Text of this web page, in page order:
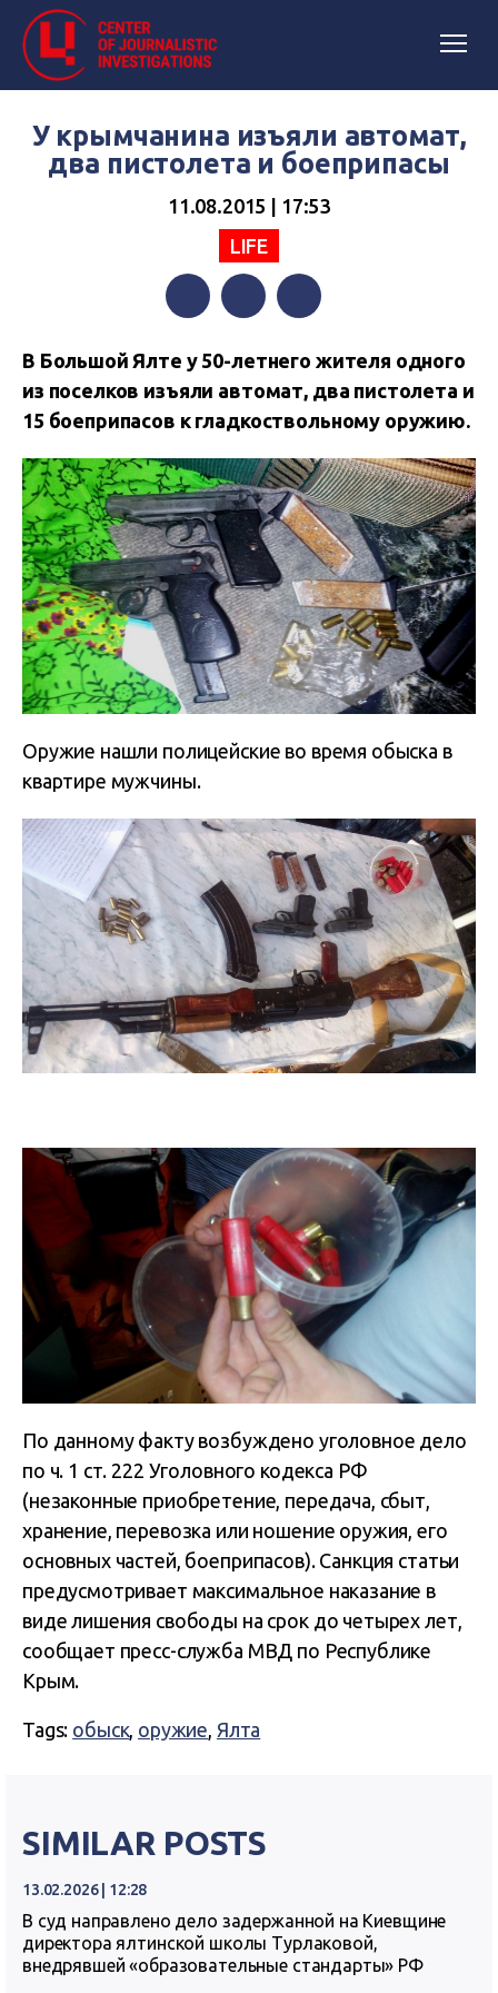
У крымчанина изъяли автомат,
два пистолета и боеприпасы
11.08.2015 | 17:53
LIFE
В Большой Ялте у 50-летнего жителя одного
из поселков изъяли автомат, два пистолета и
15 боеприпасов к гладкоствольному оружию.
Оружие нашли полицейские во время обыска в
квартире мужчины.
По данному факту возбуждено уголовное дело
по ч. 1 ст. 222 Уголовного кодекса РФ
(незаконные приобретение, передача, сбыт,
хранение, перевозка или ношение оружия, его
основных частей, боеприпасов). Санкция статьи
предусмотривает максимальное наказание в
виде лишения свободы на срок до четырех лет,
сообщает пресс-служба МВД по Республике
Крым.
Tags: обыск, оружие Ялта
SIMILAR POSTS
13.02.2026 | 12:28
В суд направлено дело задержанной на Киевщине
директора ялтинской школы Турлаковой,
внедрявшей «образовательные стандарты» РФ